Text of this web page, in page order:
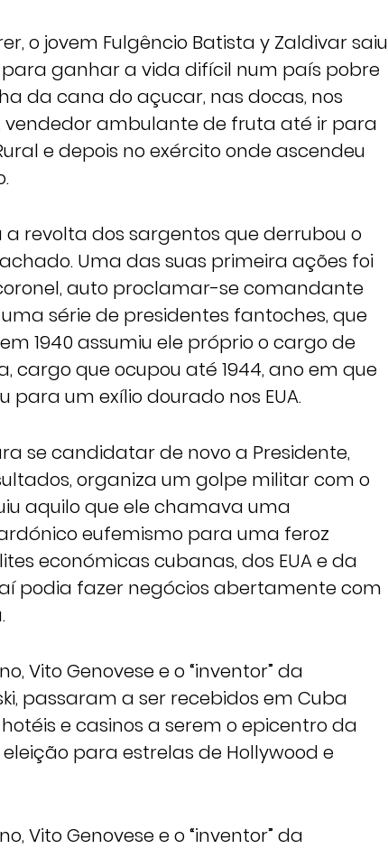
o jovem Fulgêncio Batista y Zaldivar saiu
ganhar a vida difícil num país pobre
da cana do açucar, nas docas, nos
vendedor ambulante de fruta até ir para
e depois no exército onde ascendeu
a revolta dos sargentos que derrubou o
Uma das suas primeira ações foi
auto proclamar-se comandante
série de presidentes fantoches, que
1940 assumiu ele próprio o cargo de
cargo que ocupou até 1944, ano em que
para um exílio dourado nos EUA.
se candidatar de novo a Presidente,
organiza um golpe militar com o
aquilo que ele chamava uma
eufemismo para uma feroz
económicas cubanas, dos EUA e da
podia fazer negócios abertamente com
Vito Genovese e o “inventor” da
passaram a ser recebidos em Cuba
e casinos a serem o epicentro da
para estrelas de Hollywood e
Vito Genovese e o “inventor” da